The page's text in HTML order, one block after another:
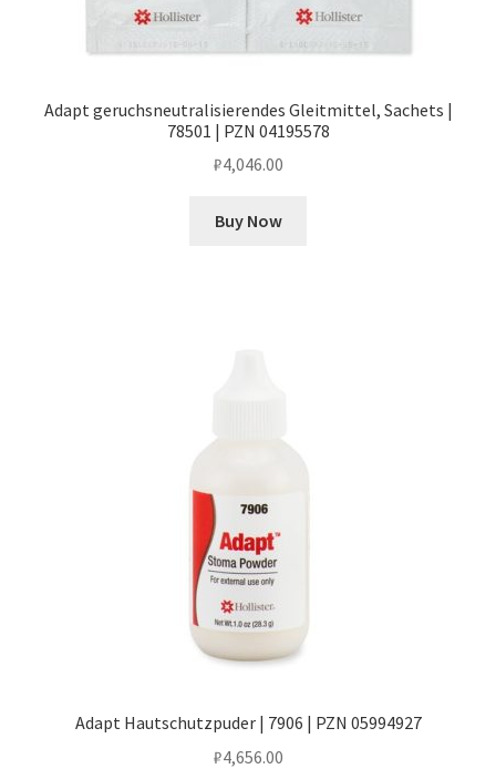
Adapt geruchsneutralisierendes Gleitmittel, Sachets |
78501 | PZN 04195578
₽4,046.00
Buy Now
Adapt Hautschutzpuder | 7906 | PZN 05994927
₽4,656.00